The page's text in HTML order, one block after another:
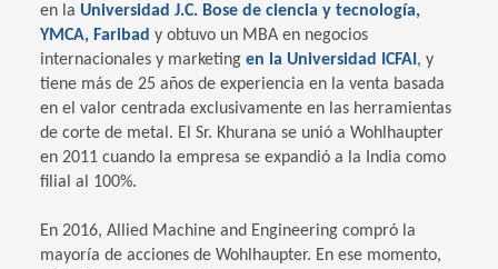
en la Universidad J.C. Bose de ciencia y tecnología,
YMCA, Faribad y obtuvo un MBA en negocios
internacionales y marketing en la Universidad ICFAI , y
tiene más de 25 años de experiencia en la venta basada
en el valor centrada exclusivamente en las herramientas
de corte de metal. El Sr. Khurana se unió a Wohlhaupter
en 2011 cuando la empresa se expandió a la India como
filial al 100%.
En 2016, Allied Machine and Engineering compró la
mayoría de acciones de Wohlhaupter. En ese momento,